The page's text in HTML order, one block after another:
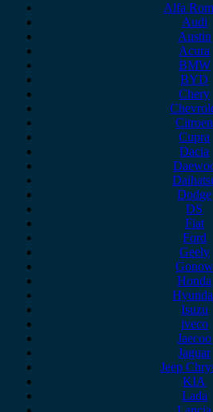
Alfa
Audi
Austin
Acura
BMW
BYD
Chery
Citroen
Cupra
Dacia
Dodge
DS
Fiat
Ford
Geely
Gonow
Honda
Isuzu
iveco
Jaecoo
Jaguar
Jeep
KIA
Lada